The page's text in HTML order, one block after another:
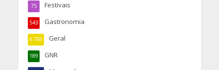
Festivais
75
Gastronomia
543
Geral
6.769
GNR
189